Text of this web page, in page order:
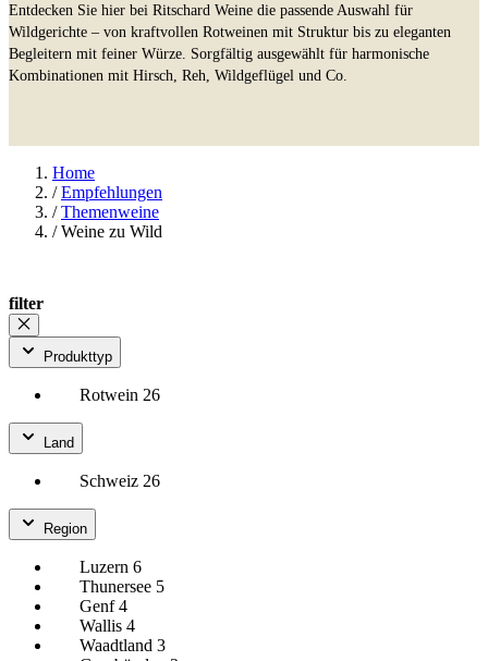
Entdecken Sie hier bei Ritschard Weine die passende Auswahl für
Wildgerichte – von kraftvollen Rotweinen mit Struktur bis zu eleganten
Begleitern mit feiner Würze. Sorgfältig ausgewählt für harmonische
Kombinationen mit Hirsch, Reh, Wildgeflügel und Co.
Home
/ Empfehlungen
/ Themenweine
/ Weine zu Wild
filter
Produkttyp
Rotwein 26
Land
Schweiz 26
Region
Luzern 6
Thunersee 5
Genf4
Wallis 4
Waadtland 3